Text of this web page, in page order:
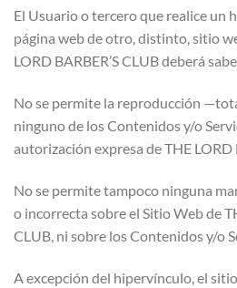
El Usuario o tercero que realice un
página web de otro, distinto, sitio
LORD BARBER’S CLUB deberá
No se permite la reproducción
ninguno de los Contenidos y/o
autorización expresa de THE LORD
No se permite tampoco ninguna
o incorrecta sobre el Sitio Web de
CLUB, ni sobre los Contenidos y/o
A excepción del hipervínculo, el